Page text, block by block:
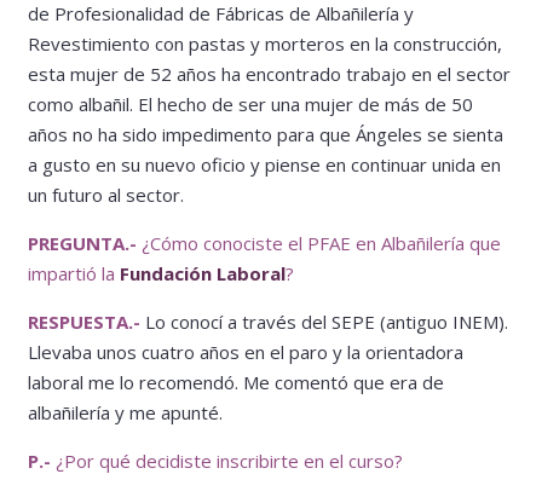
de Profesionalidad de Fábricas de Albañilería y
Revestimiento con pastas y morteros en la construcción,
esta mujer de 52 años ha encontrado trabajo en el sector
como albañil. El hecho de ser una mujer de más de 50
años no ha sido impedimento para que Ángeles se sienta
a gusto en su nuevo oficio y piense en continuar unida en
un futuro al sector.
PREGUNTA.- ¿Cómo conociste el PFAE en Albañilería que
impartió la Fundación Laboral?
RESPUESTA.- Lo conocí a través del SEPE (antiguo INEM).
Llevaba unos cuatro años en el paro y la orientadora
laboral me lo recomendó. Me comentó que era de
albañilería y me apunté.
P.- ¿Por qué decidiste inscribirte en el curso?